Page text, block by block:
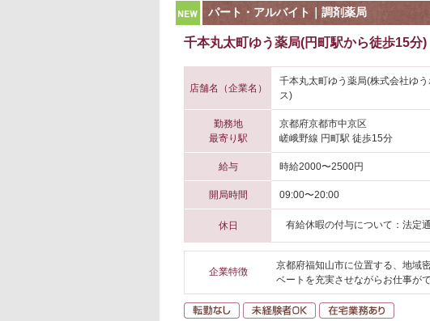
NEW
パート・アルバイト｜調剤薬局
千本丸太町ゆう薬局(円町駅から徒歩15分)
店舗名（企業名）
千本丸太町ゆう薬局(株式会社ゆ
ス)
勤務地
最寄り駅
京都府京都市中京区
嵯峨野線 円町駅 徒歩15分
給与 時給2000〜2500円
開局時間 09:00〜20:00
休日 有給休暇の付与について：法定
企業特徴
京都府福知山市に位置する、地域
ベートを充実させながらお仕事が
転勤なし 未経験者OK